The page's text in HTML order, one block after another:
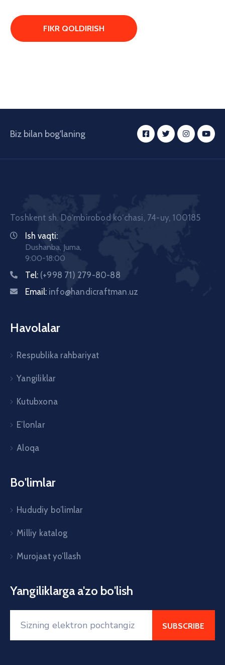
Biz bilan bog'laning
Toshkent sh. Doʼmbirobod koʼchasi, 74-uy, 100185
Ish vaqti:
Dushanba, Juma,
9:00-18:00
Tel: (+998 71) 279-80-88
Email: info@handicraftman.uz
Havolalar
Respublika rahbariyat
Yangiliklar
Kutubxona
E’lonlar
Aloqa
Bo'limlar
Hududiy bo’limlar
Milliy katalog
Murojaat yo’llash
Yangiliklarga a'zo bo'lish